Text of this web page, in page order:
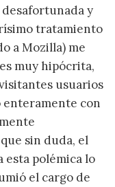
y
tratamiento
a Mozilla) me
muy hipócrita,
usuarios
con
sin duda, el
esta polémica lo
el cargo de